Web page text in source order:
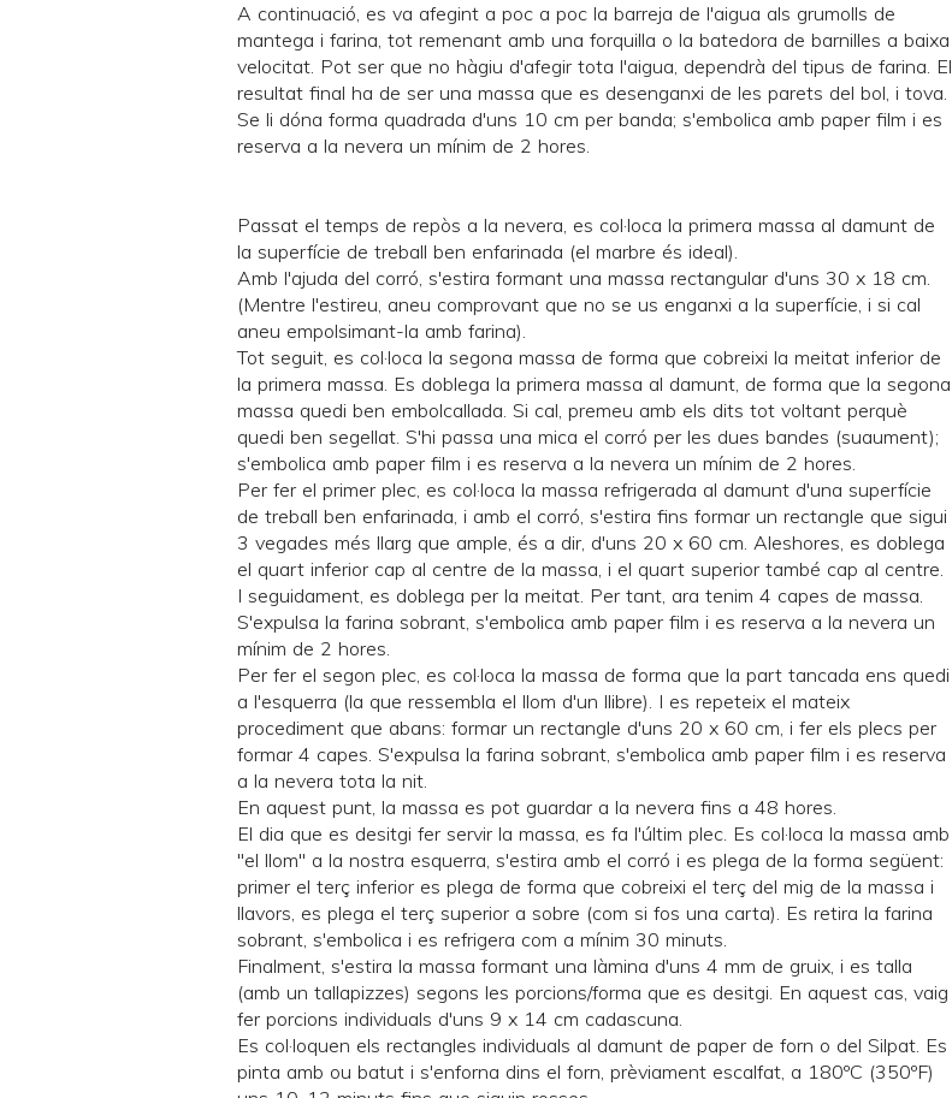
A continuació, es va afegint a poc a poc la barreja de l'aigua als grumolls de
mantega i farina, tot remenant amb una forquilla o la batedora de barnilles a baixa
velocitat. Pot ser que no hàgiu d'afegir tota l'aigua, dependrà del tipus de farina. El
resultat final ha de ser una massa que es desenganxi de les parets del bol, i tova.
Se li dóna forma quadrada d'uns 10 cm per banda; s'embolica amb paper film i es
reserva a la nevera un mínim de 2 hores.
Passat el temps de repòs a la nevera, es col·loca la primera massa al damunt de
la superfície de treball ben enfarinada (el marbre és ideal).
Amb l'ajuda del corró, s'estira formant una massa rectangular d'uns 30 x 18 cm.
(Mentre l'estireu, aneu comprovant que no se us enganxi a la superfície, i si cal
aneu empolsimant-la amb farina).
Tot seguit, es col·loca la segona massa de forma que cobreixi la meitat inferior de
la primera massa. Es doblega la primera massa al damunt, de forma que la segona
massa quedi ben embolcallada. Si cal, premeu amb els dits tot voltant perquè
quedi ben segellat. S'hi passa una mica el corró per les dues bandes (suaument);
s'embolica amb paper film i es reserva a la nevera un mínim de 2 hores.
Per fer el primer plec, es col·loca la massa refrigerada al damunt d'una superfície
de treball ben enfarinada, i amb el corró, s'estira fins formar un rectangle que sigui
3 vegades més llarg que ample, és a dir, d'uns 20 x 60 cm. Aleshores, es doblega
el quart inferior cap al centre de la massa, i el quart superior també cap al centre.
I seguidament, es doblega per la meitat. Per tant, ara tenim 4 capes de massa.
S'expulsa la farina sobrant, s'embolica amb paper film i es reserva a la nevera un
mínim de 2 hores.
Per fer el segon plec, es col·loca la massa de forma que la part tancada ens quedi
a l'esquerra (la que ressembla el llom d'un llibre). I es repeteix el mateix
procediment que abans: formar un rectangle d'uns 20 x 60 cm, i fer els plecs per
formar 4 capes. S'expulsa la farina sobrant, s'embolica amb paper film i es reserva
a la nevera tota la nit.
En aquest punt, la massa es pot guardar a la nevera fins a 48 hores.
El dia que es desitgi fer servir la massa, es fa l'últim plec. Es col·loca la massa amb
"el llom" a la nostra esquerra, s'estira amb el corró i es plega de la forma següent:
primer el terç inferior es plega de forma que cobreixi el terç del mig de la massa i
llavors, es plega el terç superior a sobre (com si fos una carta). Es retira la farina
sobrant, s'embolica i es refrigera com a mínim 30 minuts.
Finalment, s'estira la massa formant una làmina d'uns 4 mm de gruix, i es talla
(amb un tallapizzes) segons les porcions/forma que es desitgi. En aquest cas, vaig
fer porcions individuals d'uns 9 x 14 cm cadascuna.
Es col·loquen els rectangles individuals al damunt de paper de forn o del Silpat. Es
pinta amb ou batut i s'enforna dins el forn, prèviament escalfat, a 180ºC (350ºF)